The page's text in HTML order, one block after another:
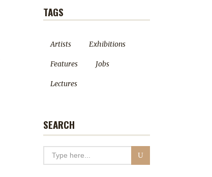
TAGS
Artists Exhibitions
Features Jobs
Lectures
SEARCH